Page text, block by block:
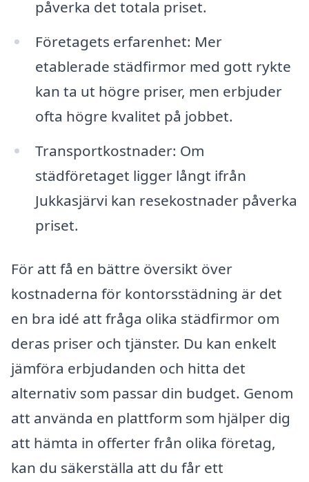
påverka det totala priset.
Företagets erfarenhet: Mer
etablerade städfirmor med gott rykte
kan ta ut högre priser, men erbjuder
ofta högre kvalitet på jobbet.
Transportkostnader: Om
städföretaget ligger långt ifrån
Jukkasjärvi kan resekostnader påverka
priset.
För att få en bättre översikt över
kostnaderna för kontorsstädning är det
en bra idé att fråga olika städfirmor om
deras priser och tjänster. Du kan enkelt
jämföra erbjudanden och hitta det
alternativ som passar din budget. Genom
att använda en plattform som hjälper dig
att hämta in offerter från olika företag,
kan du säkerställa att du får ett